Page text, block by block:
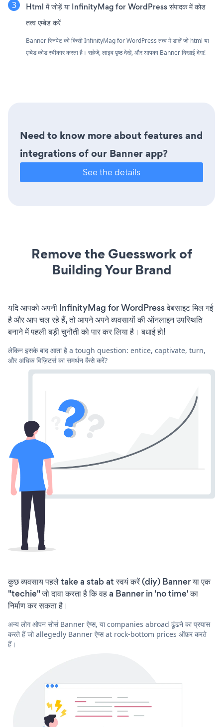
Html में जोड़ें या InfinityMag for WordPress संपादक में कोड
तत्व एम्बेड करें
Banner स्निपेट को किसी InfinityMag for WordPress तत्व में डालें जो html या
एम्बेड कोड स्वीकार करता है। सहेजें, लाइव पृष्ठ देखें, और आपका Banner दिखाई देगा!
Need to know more about features and
integrations of our Banner app?
See the details
Remove the Guesswork of
Building Your Brand
यदि आपको अपनी InfinityMag for WordPress वेबसाइट मिल गई
है और आप चल रहे हैं, तो आपने अपने व्यवसायों की ऑनलाइन उपस्थिति
बनाने में पहली बड़ी चुनौती को पार कर लिया है। बधाई हो!
लेकिन इसके बाद आता है a tough question: entice, captivate, turn,
और अधिक विज़िटर्स का समर्थन कैसे करें?
कुछ व्यवसाय पहले take a stab at स्वयं करें (diy) Banner या एक
"techie" जो दावा करता है कि वह a Banner in 'no time' का
निर्माण कर सकता है।
अन्य लोग ओपन सोर्स Banner ऐप्स, या companies abroad ढूंढने का प्रयास
करते हैं जो allegedly Banner ऐप्स at rock-bottom prices ऑफ़र करते
हैं।